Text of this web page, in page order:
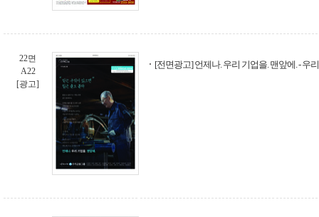
22면
A22
[광고]
[전면광고] 언제나. 우리 기업을. 맨앞에. - 우